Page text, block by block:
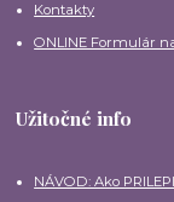
Kontakty
ONLINE Formulár
Užitočné info
NÁVOD: Ako